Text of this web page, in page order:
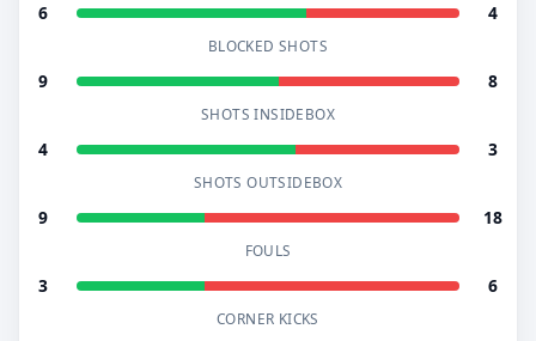
6 4
BLOCKED SHOTS
9 8
SHOTS INSIDEBOX
4 3
SHOTS OUTSIDEBOX
9 18
FOULS
3 6
CORNER KICKS